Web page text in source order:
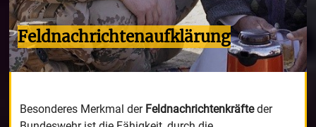
Feldnachrichtenaufklärung
Besonderes Merkmal der Feldnachrichtenkräfteder